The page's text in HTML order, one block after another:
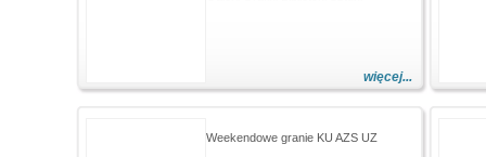
więcej...
Weekendowe granie KU AZS UZ